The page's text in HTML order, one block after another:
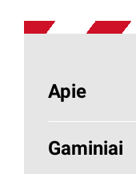
Apie
Apie PAROC
Gaminiai